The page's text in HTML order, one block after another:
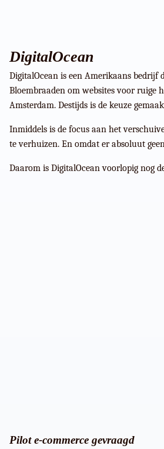
DigitalOcean
DigitalOcean is een Amerikaans bedrijf
Bloembraaden om websites voor ruige
Amsterdam. Destijds is de keuze
Inmiddels is de focus aan het
te verhuizen. En omdat er absoluut
Daarom is DigitalOcean voorlopig nog
Pilot e-commerce gevraagd